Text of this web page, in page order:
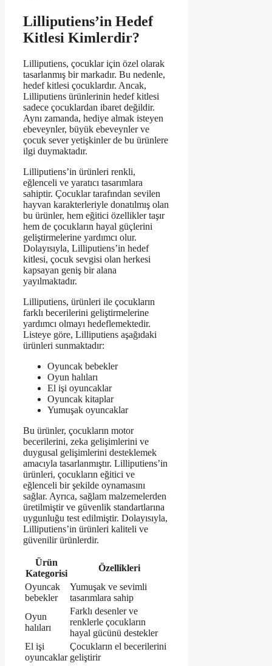
Lilliputiens’in Hedef
Kitlesi Kimlerdir?
Lilliputiens, çocuklar için özel olarak
tasarlanmış bir markadır. Bu nedenle,
hedef kitlesi çocuklardır. Ancak,
Lilliputiens ürünlerinin hedef kitlesi
sadece çocuklardan ibaret değildir.
Aynı zamanda, hediye almak isteyen
ebeveynler, büyük ebeveynler ve
çocuk sever yetişkinler de bu ürünlere
ilgi duymaktadır.
Lilliputiens’in ürünleri renkli,
eğlenceli ve yaratıcı tasarımlara
sahiptir. Çocuklar tarafından sevilen
hayvan karakterleriyle donatılmış olan
bu ürünler, hem eğitici özellikler taşır
hem de çocukların hayal güçlerini
geliştirmelerine yardımcı olur.
Dolayısıyla, Lilliputiens’in hedef
kitlesi, çocuk sevgisi olan herkesi
kapsayan geniş bir alana
yayılmaktadır.
Lilliputiens, ürünleri ile çocukların
farklı becerilerini geliştirmelerine
yardımcı olmayı hedeflemektedir.
Listeye göre, Lilliputiens aşağıdaki
ürünleri sunmaktadır:
Oyuncak bebekler
Oyun halıları
El işi oyuncaklar
Oyuncak kitaplar
Yumuşak oyuncaklar
Bu ürünler, çocukların motor
becerilerini, zeka gelişimlerini ve
duygusal gelişimlerini desteklemek
amacıyla tasarlanmıştır. Lilliputiens’in
ürünleri, çocukların eğitici ve
eğlenceli bir şekilde oynamasını
sağlar. Ayrıca, sağlam malzemelerden
üretilmiştir ve güvenlik standartlarına
uygunluğu test edilmiştir. Dolayısıyla,
Lilliputiens’in ürünleri kaliteli ve
güvenilir ürünlerdir.
Ürün
Kategorisi
Özellikleri
Oyuncak
bebekler
Yumuşak ve sevimli
tasarımlara sahip
Oyun
halıları
Farklı desenler ve
renklerle çocukların
hayal gücünü destekler
El işi
oyuncaklar
Çocukların el becerilerini
geliştirir